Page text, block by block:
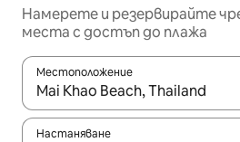
Намерете и резервирайте
места с достъп до плажа
Местоположение
Когато резултатите се
Настаняване